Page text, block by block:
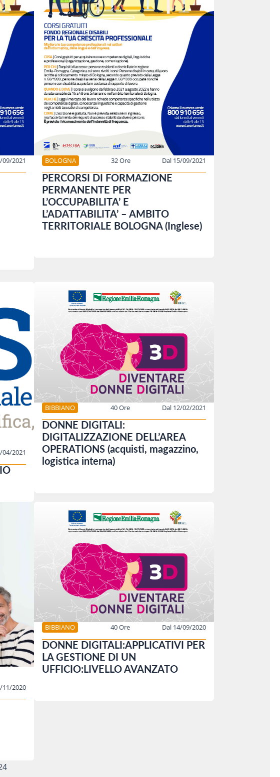
09/2021 BOLOGNA 32 Ore Dal 15/09/2021
PERCORSI DI FORMAZIONE
PERMANENTE PER
L’OCCUPABILITA’ E
L’ADATTABILITA’ – AMBITO
TERRITORIALE BOLOGNA (Inglese)
04/2021
BIBBIANO 40 Ore Dal 12/02/2021
DONNE DIGITALI:
DIGITALIZZAZIONE DELL’AREA
OPERATIONS (acquisti, magazzino,
logistica interna)
11/2020
BIBBIANO 40 Ore Dal 14/09/2020
DONNE DIGITALI:APPLICATIVI PER
LA GESTIONE DI UN
UFFICIO:LIVELLO AVANZATO